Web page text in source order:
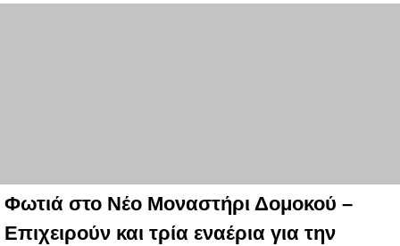
Φωτιά στο Νέο Μοναστήρι Δομοκού –
Επιχειρούν και τρία εναέρια για την